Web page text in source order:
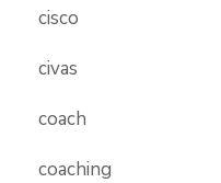
cisco
civas
coach
coaching